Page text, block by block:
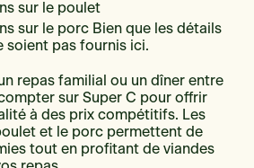
sur le poulet
sur le porc Bien que les détails
soient pas fournis ici.
repas familial ou un dîner entre
sur Super C pour offrir
à des prix compétitifs. Les
et le porc permettent de
tout en profitant de viandes